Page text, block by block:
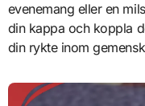
evenemang eller en
din kappa och koppla
din rykte inom